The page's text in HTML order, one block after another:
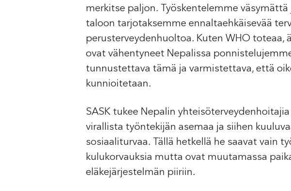
merkitse paljon. Työskentelemme
taloon tarjotaksemme ennaltaehkäisevää
perusterveydenhuoltoa. Kuten WHO toteaa,
ovat vähentyneet Nepalissa
tunnustettava tämä ja varmistettava, että
kunnioitetaan.
SASK tukee Nepalin
virallista työntekijän asemaa ja siihen
sosiaaliturvaa. Tällä hetkellä he saavat vain
kulukorvauksia mutta ovat muutamassa
eläkejärjestelmän piiriin.